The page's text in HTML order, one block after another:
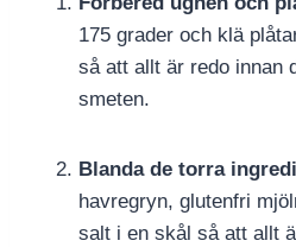
175 grader och klä
så att allt är redo innan
smeten.
Blanda de torra
havregryn, glutenfri
salt i en skål så att allt